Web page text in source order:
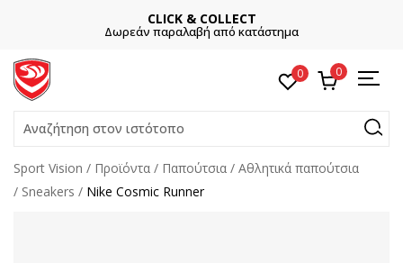
CLICK & COLLECT
Δωρεάν παραλαβή από κατάστημα
0 0
Αναζήτηση στον ιστότοπο
Sport Vision Προϊόντα Παπούτσια
Αθλητικά παπούτσια
Sneakers
Nike Cosmic Runner